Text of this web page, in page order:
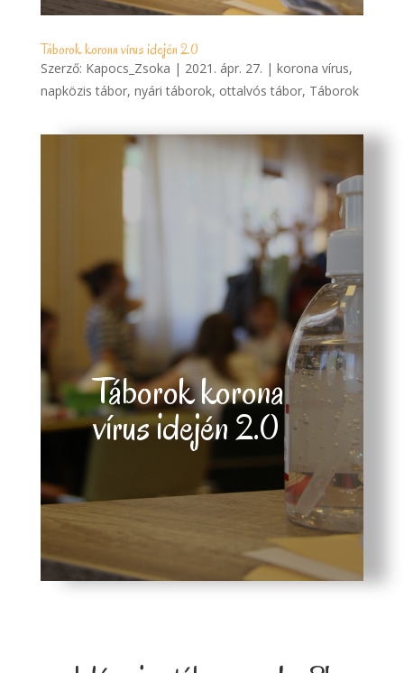
Táborok korona vírus idején 2.0
Szerző: Kapocs_Zsoka | 2021. ápr. 27. | korona vírus,
napközis tábor, nyári táborok, ottalvós tábor, Táborok
Táborok korona
vírus idején 2.0